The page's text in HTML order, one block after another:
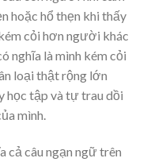
hoặc hổ thẹn khi thấy
cỏi hơn người khác
nghĩa là mình kém cỏi
loại thật rộng lớn
học tập và tự trau dồi
mình.
cả câu ngạn ngữ trên